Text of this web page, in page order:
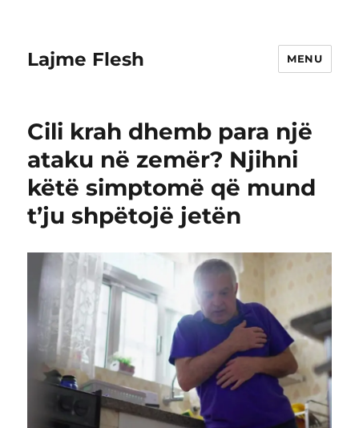
Lajme Flesh MENU
Cili krah dhemb para një
ataku në zemër? Njihni
këtë simptomë që mund
t’ju shpëtojë jetën